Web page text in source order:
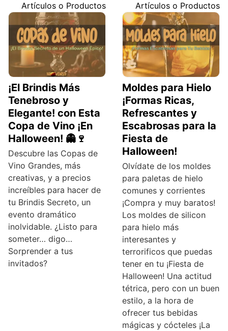
Artículos o Productos
¡El Brindis Más
Tenebroso y
Elegante! con Esta
Copa de Vino ¡En
Halloween! 👻🍷
Descubre las Copas de
Vino Grandes, más
creativas, y a precios
increíbles para hacer de
tu Brindis Secreto, un
evento dramático
inolvidable. ¿Listo para
someter… digo…
Sorprender a tus
invitados?
Artículos o Productos
Moldes para Hielo
¡Formas Ricas,
Refrescantes y
Escabrosas para la
Fiesta de
Halloween!
Olvídate de los moldes
para paletas de hielo
comunes y corrientes
¡Compra y muy baratos!
Los moldes de silicon
para hielo más
interesantes y
terrorificos que puedas
tener en tu ¡Fiesta de
Halloween! Una actitud
tétrica, pero con un buen
estilo, a la hora de
ofrecer tus bebidas
mágicas y cócteles ¡La